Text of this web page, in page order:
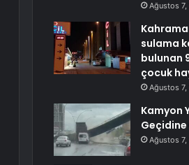
Ağustos
sulama
bulunan
çocuk
Ağustos
Kamyon
Geçidine
Ağustos